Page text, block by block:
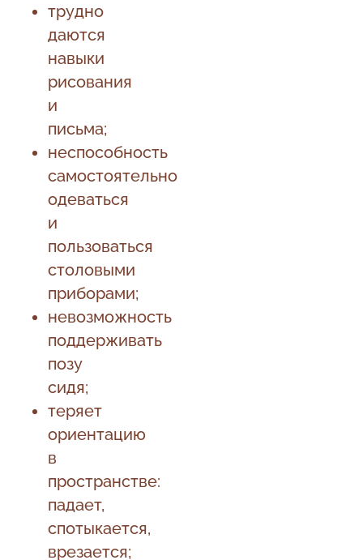
трудно
даются
навыки
рисования
и
письма;
неспособность
самостоятельно
одеваться
и
пользоваться
столовыми
приборами;
невозможность
поддерживать
позу
сидя;
теряет
ориентацию
в
пространстве:
падает,
спотыкается,
врезается;